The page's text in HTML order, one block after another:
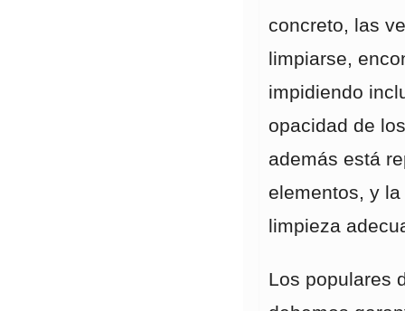
concreto, las
limpiarse,
impidiendo
opacidad de
además está
elementos, y
limpieza
Los populares